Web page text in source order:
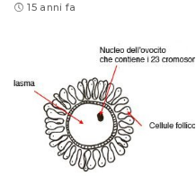
15 anni fa